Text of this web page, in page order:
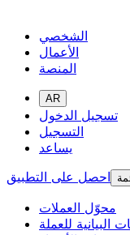
الشخصي
الأعمال
المنصة
AR
تسجيل الدخول
التسجيل
يساعد
احصل على التطبيق
محوّل العملات
البيانية للعملة